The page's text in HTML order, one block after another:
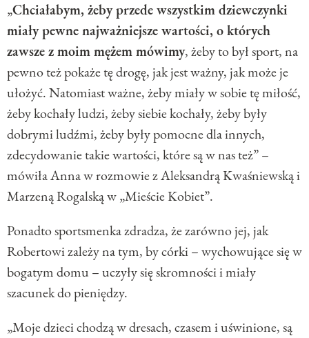
„Chciałabym, żeby przede wszystkim dziewczynki
miały pewne najważniejsze wartości, o których
zawsze z moim mężem mówimy, żeby to był sport, na
pewno też pokaże tę drogę, jak jest ważny, jak może je
ułożyć. Natomiast ważne, żeby miały w sobie tę miłość,
żeby kochały ludzi, żeby siebie kochały, żeby były
dobrymi ludźmi, żeby były pomocne dla innych,
zdecydowanie takie wartości, które są w nas też” –
mówiła Anna w rozmowie z Aleksandrą Kwaśniewską i
Marzeną Rogalską w „Mieście Kobiet”.
Ponadto sportsmenka zdradza, że zarówno jej, jak
Robertowi zależy na tym, by córki – wychowujące się w
bogatym domu – uczyły się skromności i miały
szacunek do pieniędzy.
„Moje dzieci chodzą w dresach, czasem i uświnione, są